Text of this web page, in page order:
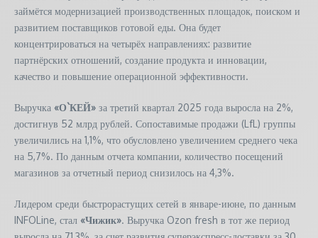
займётся модернизацией производственных площадок, поиском и
развитием поставщиков готовой еды. Она будет
концентрироваться на четырёх направлениях: развитие
партнёрских отношений, создание продукта и инновации,
качество и повышение операционной эффективности.
Выручка «О`КЕЙ» за третий квартал 2025 года выросла на 2%,
достигнув 52 млрд рублей. Сопоставимые продажи (LfL) группы
увеличились на 1,1%, что обусловлено увеличением среднего чека
на 5,7%. По данным отчета компании, количество посещений
магазинов за отчетный период снизилось на 4,3%.
Лидером среди быстрорастущих сетей в январе-июне, по данным
INFOLine, стал «Чижик». Выручка Ozon fresh в тот же период